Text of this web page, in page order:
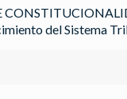
del Sistema